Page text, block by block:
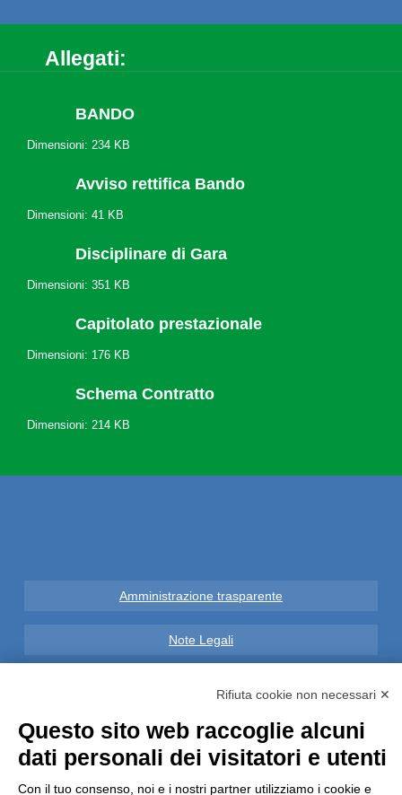
Allegati:
BANDO
Dimensioni: 234 KB
Avviso rettifica Bando
Dimensioni: 41 KB
Disciplinare di Gara
Dimensioni: 351 KB
Capitolato prestazionale
Dimensioni: 176 KB
Schema Contratto
Dimensioni: 214 KB
Amministrazione trasparente
Note Legali
Informative GDPR (679/2016)
Rifiuta cookie non necessari ✕
Questo sito web raccoglie alcuni
dati personali dei visitatori e utenti
Con il tuo consenso, noi e i nostri partner utilizziamo i cookie e